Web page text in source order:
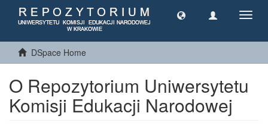
DSpace Home
O Repozytorium Uniwersytetu
Komisji Edukacji Narodowej